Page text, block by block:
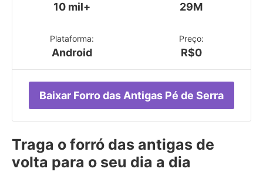
10 mil+ 29M
Plataforma:
Android
Preço:
R$0
Baixar Forro das Antigas Pé de Serra
Traga o forró das antigas de
volta para o seu dia a dia